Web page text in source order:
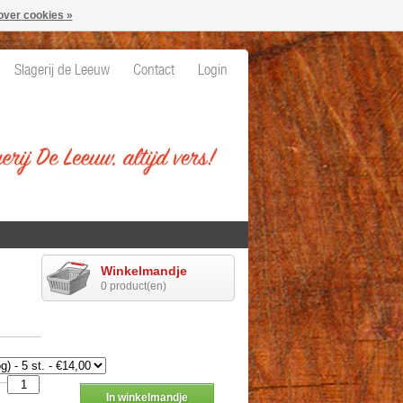
Slagerij de Leeuw Contact Login
Winkelmandje
0 product(en)
In winkelmandje
cookies »